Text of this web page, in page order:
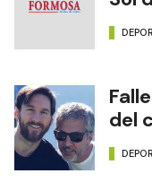
San
Sol
del